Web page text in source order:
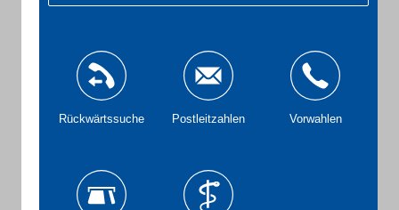
Rückwärtssuche Postleitzahlen Vorwahlen